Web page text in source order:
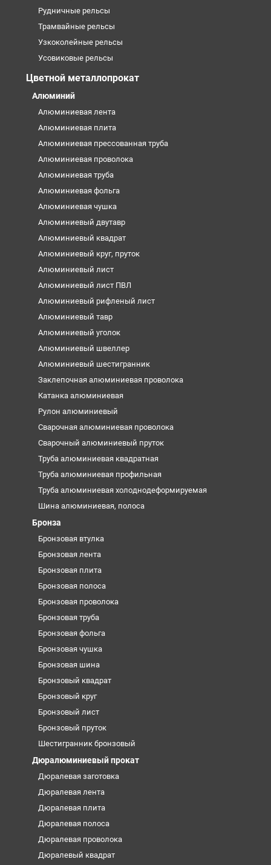
Рудничные рельсы
Трамвайные рельсы
Узкоколейные рельсы
Усовиковые рельсы
Цветной металлопрокат
Алюминий
Алюминиевая лента
Алюминиевая плита
Алюминиевая прессованная труба
Алюминиевая проволока
Алюминиевая труба
Алюминиевая фольга
Алюминиевая чушка
Алюминиевый двутавр
Алюминиевый квадрат
Алюминиевый круг, пруток
Алюминиевый лист
Алюминиевый лист ПВЛ
Алюминиевый рифленый лист
Алюминиевый тавр
Алюминиевый уголок
Алюминиевый швеллер
Алюминиевый шестигранник
Заклепочная алюминиевая проволока
Катанка алюминиевая
Рулон алюминиевый
Сварочная алюминиевая проволока
Сварочный алюминиевый пруток
Труба алюминиевая квадратная
Труба алюминиевая профильная
Труба алюминиевая холоднодеформируемая
Шина алюминиевая, полоса
Бронза
Бронзовая втулка
Бронзовая лента
Бронзовая плита
Бронзовая полоса
Бронзовая проволока
Бронзовая труба
Бронзовая фольга
Бронзовая чушка
Бронзовая шина
Бронзовый квадрат
Бронзовый круг
Бронзовый лист
Бронзовый пруток
Шестигранник бронзовый
Дюралюминиевый прокат
Дюралевая заготовка
Дюралевая лента
Дюралевая плита
Дюралевая полоса
Дюралевая проволока
Дюралевый квадрат